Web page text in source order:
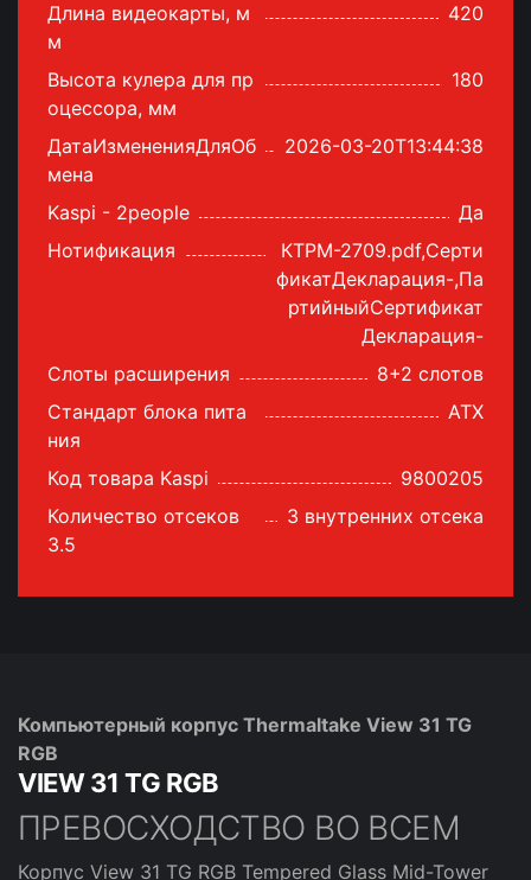
Длина видеокарты, м
м
420
Высота кулера для пр
оцессора, мм
180
ДатаИзмененияДляОб
мена
2026-03-20T13:44:38
Kaspi - 2people
Да
Нотификация
КТРМ-2709.pdf,Серти
фикатДекларация-,Па
ртийныйСертификат
Декларация-
Слоты расширения
8+2 слотов
Стандарт блока пита
ния
ATX
Код товара Kaspi
9800205
Количество отсеков
3.5
3 внутренних отсека
Компьютерный корпус Thermaltake View 31 TG
RGB
VIEW 31 TG RGB
ПРЕВОСХОДСТВО ВО ВСЕМ
Корпус View 31 TG RGB Tempered Glass Mid-Tower